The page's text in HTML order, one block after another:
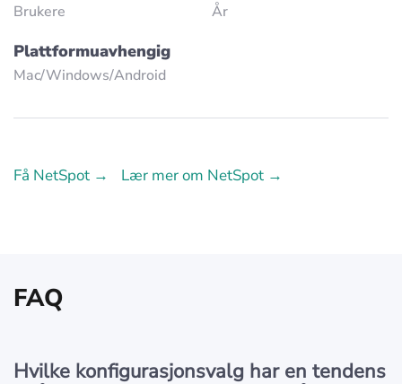
Brukere År
Plattformuavhengig
Mac/Windows/Аndroid
Få NetSpot → Lær mer om NetSpot →
FAQ
Hvilke konfigurasjonsvalg har en tendens